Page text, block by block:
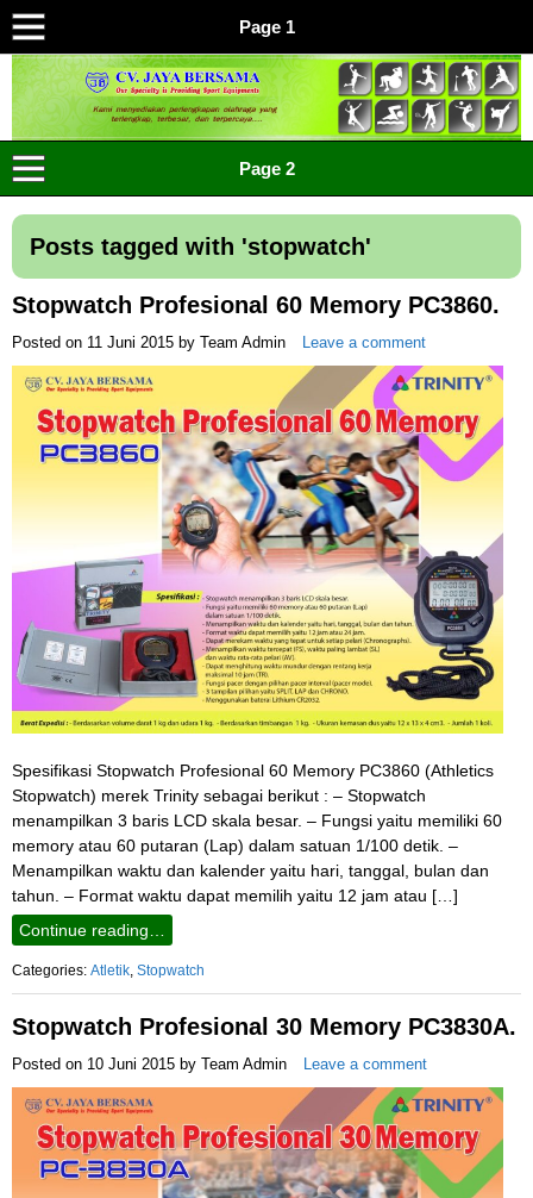
Page 1
CV JAYA BERSAMA Co Id
Menyediakan Semua Perlengkapan Olahraga Yang
Page 2
Posts tagged with 'stopwatch'
Stopwatch Profesional 60 Memory PC3860.
Posted on 11 Juni 2015 by Team Admin Leave a comment
Spesifikasi Stopwatch Profesional 60 Memory PC3860 (Athletics
Stopwatch) merek Trinity sebagai berikut : – Stopwatch
menampilkan 3 baris LCD skala besar. – Fungsi yaitu memiliki 60
memory atau 60 putaran (Lap) dalam satuan 1/100 detik. –
Menampilkan waktu dan kalender yaitu hari, tanggal, bulan dan
tahun. – Format waktu dapat memilih yaitu 12 jam atau […]
Continue reading…
Categories: Atletik Stopwatch
Stopwatch Profesional 30 Memory PC3830A.
Posted on 10 Juni 2015 by Team Admin Leave a comment